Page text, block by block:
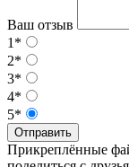
Ваш отзыв
1*
2*
3*
4*
5*
Отправить
Прикреплённые